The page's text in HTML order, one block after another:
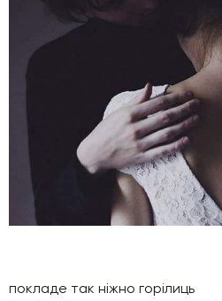
покладе так ніжно горілиць